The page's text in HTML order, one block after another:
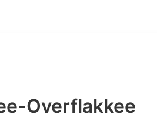
Overflakkee